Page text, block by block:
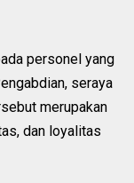
personel yang
seraya
merupakan
dan loyalitas